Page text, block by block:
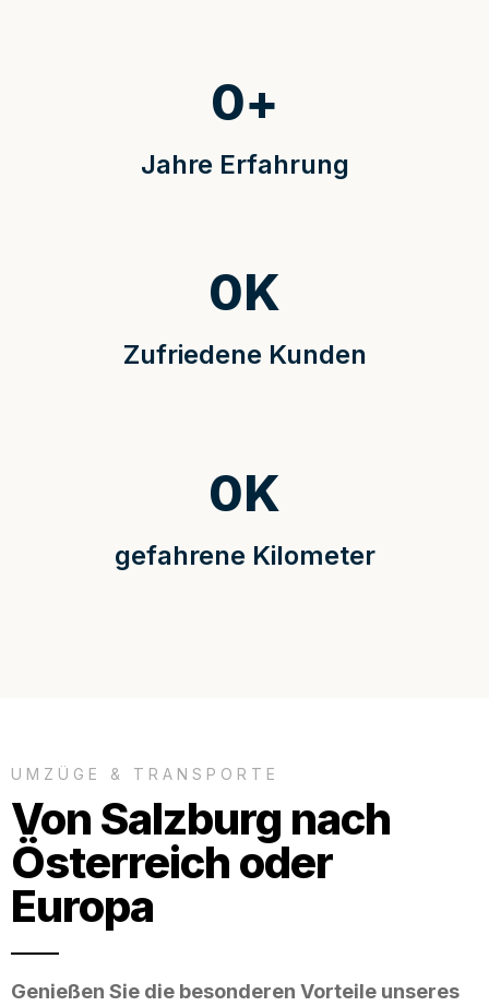
Jahre Erfahrung
0+
Zufriedene Kunden
0K
gefahrene Kilometer
0K
UMZÜGE & TRANSPORTE
Von Salzburg nach
Österreich oder
Europa
Genießen Sie die besonderen Vorteile unseres